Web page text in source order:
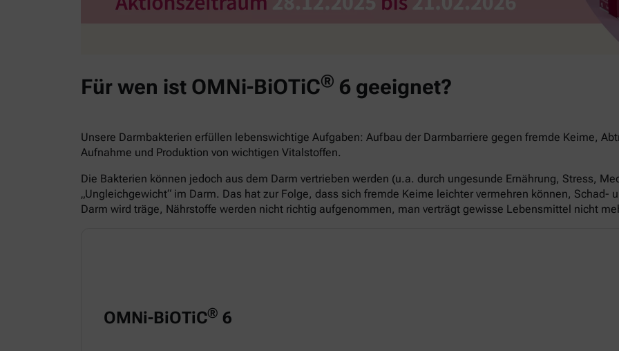
Für wen ist OMNi-BiOTiC® 6 geeignet?
Unsere Darmbakterien erfüllen lebenswichtige Aufgaben: Aufbau der Darmbarriere gegen fremde Keime,
Aufnahme und Produktion von wichtigen Vitalstoffen.
Die Bakterien können jedoch aus dem Darm vertrieben werden (u.a. durch ungesunde Ernährung, Stress,
„Ungleichgewicht“ im Darm. Das hat zur Folge, dass sich fremde Keime leichter vermehren können,
Darm wird träge, Nährstoffe werden nicht richtig aufgenommen, man verträgt gewisse Lebensmittel nicht
OMNi-BiOTiC® 6